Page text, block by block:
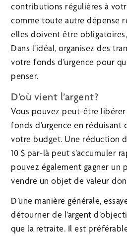
contributions régulières à
comme toute autre dépense
elles doivent être
Dans l’idéal, organisez des
votre fonds d’urgence pour
penser.
D’où vient l’argent?
Vous pouvez peut-être
fonds d’urgence en réduisant
votre budget. Une réduction
10 $ par-là peut s’accumuler
pouvez également gagner un
vendre un objet de valeur
D’une manière générale,
détourner de l’argent
que la retraite. Il est